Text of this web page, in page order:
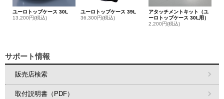
ユーロトップケース 30L
13,200円(税込)
ユーロトップケース 39L
36,300円(税込)
アタッチメントキット（ユ
ーロトップケース 30L用）
2,200円(税込)
サポート情報
販売店検索
取付説明書（PDF）